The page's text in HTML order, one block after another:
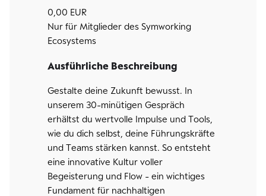
0,00 EUR
Nur für Mitglieder des Symworking
Ecosystems
Ausführliche Beschreibung
Gestalte deine Zukunft bewusst. In
unserem 30-minütigen Gespräch
erhältst du wertvolle Impulse und Tools,
wie du dich selbst, deine Führungskräfte
und Teams stärken kannst. So entsteht
eine innovative Kultur voller
Begeisterung und Flow - ein wichtiges
Fundament für nachhaltigen